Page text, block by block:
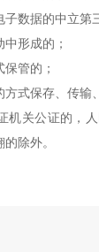
子数据的中立第
中形成的；
保管的；
方式保存、传输
机关公证的，
除外。